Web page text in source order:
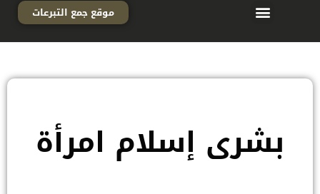
موقع جمع التبرعات
بشرى إسلام امرأة